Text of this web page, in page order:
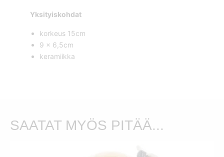
Yksityiskohdat
korkeus 15cm
9 x 6,5cm
keramiikka
SAATAT MYÖS PITÄÄ...